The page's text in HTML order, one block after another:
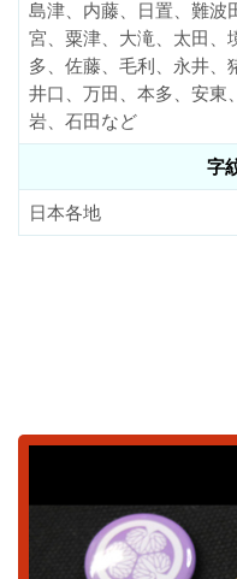
島津、内藤、日置、難波
宮、粟津、大滝、太田、
多、佐藤、毛利、永井、
井口、万田、本多、安東
岩、石田など
字
日本各地